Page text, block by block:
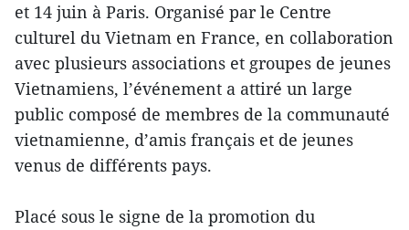
et 14 juin à Paris. Organisé par le Centre
culturel du Vietnam en France, en collaboration
avec plusieurs associations et groupes de jeunes
Vietnamiens, l’événement a attiré un large
public composé de membres de la communauté
vietnamienne, d’amis français et de jeunes
venus de différents pays.
Placé sous le signe de la promotion du